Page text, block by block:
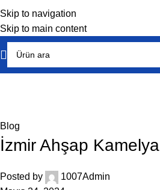
Skip to navigation
Skip to main content
Blog
İzmir Ahşap Kamelya
Posted by
1007Admin